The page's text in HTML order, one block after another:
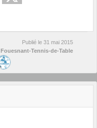
Publié le 31 mai 2015
Fouesnant-Tennis-de-Table